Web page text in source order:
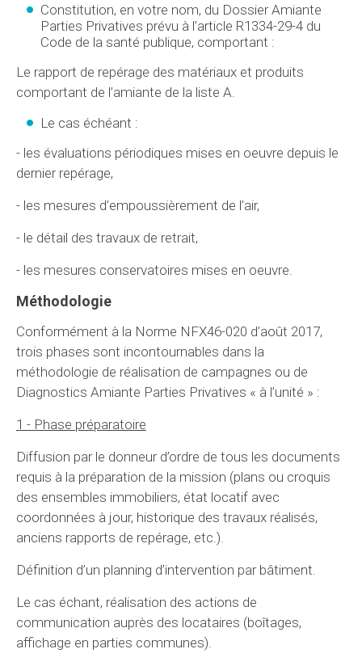
Constitution, en votre nom, du Dossier Amiante
Parties Privatives prévu à l’article R1334-29-4 du
Code de la santé publique, comportant :
Le rapport de repérage des matériaux et produits
comportant de l’amiante de la liste A.
Le cas échéant :
- les évaluations périodiques mises en oeuvre depuis le
dernier repérage,
- les mesures d’empoussièrement de l’air,
- le détail des travaux de retrait,
- les mesures conservatoires mises en oeuvre.
Méthodologie
Conformément à la Norme NFX46-020 d’août 2017,
trois phases sont incontournables dans la
méthodologie de réalisation de campagnes ou de
Diagnostics Amiante Parties Privatives « à l’unité » :
1 - Phase préparatoire
Diffusion par le donneur d’ordre de tous les documents
requis à la préparation de la mission (plans ou croquis
des ensembles immobiliers, état locatif avec
coordonnées à jour, historique des travaux réalisés,
anciens rapports de repérage, etc.).
Définition d’un planning d’intervention par bâtiment.
Le cas échant, réalisation des actions de
communication auprès des locataires (boîtages,
affichage en parties communes).